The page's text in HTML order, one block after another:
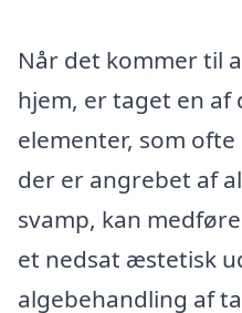
Når det kommer til
hjem, er taget en af
elementer, som
der er angrebet af
svamp, kan
et nedsat æstetisk
algebehandling af